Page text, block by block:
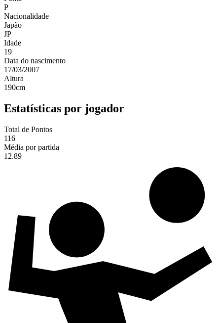
P
Nacionalidade
Japão
JP
Idade
19
Data do nascimento
17/03/2007
Altura
190cm
Estatísticas por jogador
Total de Pontos
116
Média por partida
12.89